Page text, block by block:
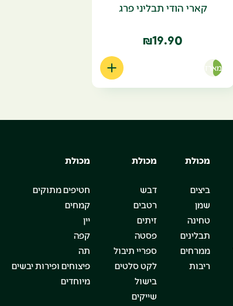
קארי הודי תבליני פרג
₪19.90
מארז
מכולת
ביצים
שמן
טחינה
תבלינים
ממרחים
ריבות
מכולת
דבש
רטבים
זיתים
פסטה
ספריי תיבול
לקט סלטים
בישול
שייקים
מכולת
חטיפים מתוקים
קמחים
יין
קפה
תה
פיצוחים ופירות יבשים
מיוחדים